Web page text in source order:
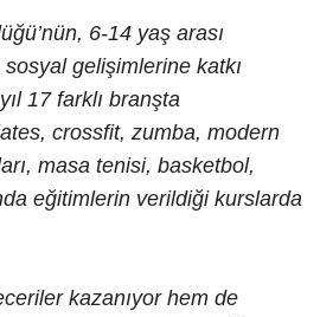
6-14 yaş arası
gelişimlerine katkı
17 farklı branşta
crossfit, zumba, modern
masa tenisi, basketbol,
eğitimlerin verildiği kurslarda
kazanıyor hem de